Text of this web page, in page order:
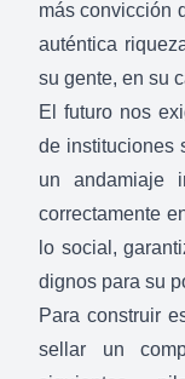
más convicción
auténtica
su gente, en su
El futuro nos
de instituciones
un andamiaje
correctamente
lo social,
dignos para su
Para construir
sellar un